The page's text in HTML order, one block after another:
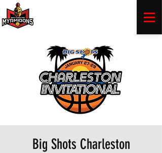
Big Shots Charleston